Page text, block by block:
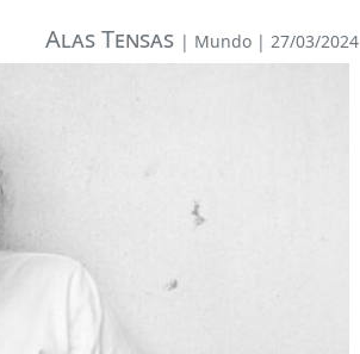
Alas Tensas | Mundo | 27/03/2024